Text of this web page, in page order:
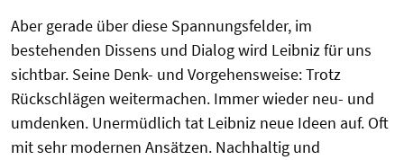
Aber gerade über diese Spannungsfelder, im
bestehenden Dissens und Dialog wird Leibniz für uns
sichtbar. Seine Denk- und Vorgehensweise: Trotz
Rückschlägen weitermachen. Immer wieder neu- und
umdenken. Unermüdlich tat Leibniz neue Ideen auf. Oft
mit sehr modernen Ansätzen. Nachhaltig und